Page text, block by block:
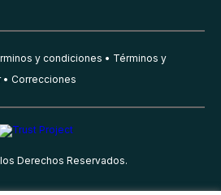
y condiciones
Términos y
Correcciones
Derechos Reservados.